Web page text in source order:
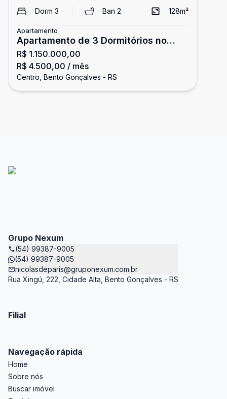
Dorm 3 Ban2 128m²
Apartamento
Apartamento de 3 Dormitórios no
Centro
R$ 1.150.000,00
R$ 4.500,00 / mês
Centro, Bento Gonçalves - RS
Grupo Nexum
(54) 99387-9005
(54) 99387-9005
nicolasdeparis@gruponexum.com.br
Rua Xingú, 222, Cidade Alta, Bento Gonçalves - RS
Filial
Navegação rápida
Home
Sobre nós
Buscar imóvel